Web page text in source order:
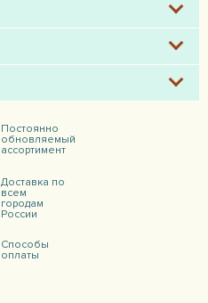
Постоянно
обновляемый
ассортимент
Доставка по
всем
городам
России
Способы
оплаты